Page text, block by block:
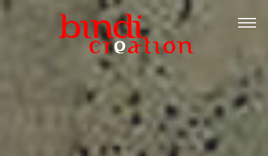
Accueil
Les formations
Catalogue PDF
Logiciels Libres
Infos pratiques